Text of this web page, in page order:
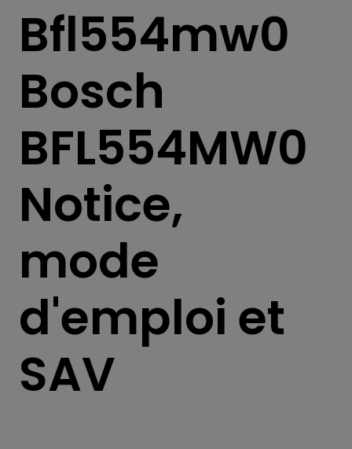
Bfl554mw0
Bosch
BFL554MW0
Notice,
mode
d'emploi et
SAV